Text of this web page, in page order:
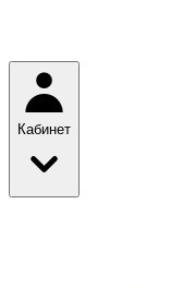
Кабинет